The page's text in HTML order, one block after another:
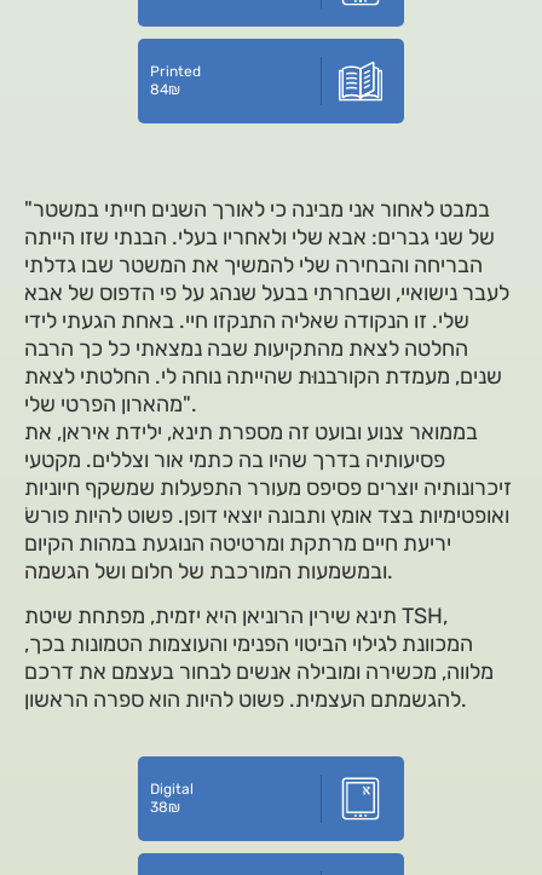
Printed
84₪
"במבט לאחור אני מבינה כי לאורך השנים חייתי במשטר
של שני גברים: אבא שלי ולאחריו בעלי. הבנתי שזו הייתה
הבריחה והבחירה שלי להמשיך את המשטר שבו גדלתי
לעבר נישואיי, ושבחרתי בבעל שנהג על פי הדפוס של אבא
שלי. זו הנקודה שאליה התנקזו חיי. באחת הגעתי לידי
החלטה לצאת מהתקיעות שבה נמצאתי כל כך הרבה
שנים, מעמדת הקורבנוּת שהייתה נוחה לי. החלטתי לצאת
מהארון הפרטי שלי".
בממואר צנוע ובועט זה מספרת תינא, ילידת איראן, את
פסיעותיה בדרך שהיו בה כתמי אור וצללים. מקטעי
זיכרונותיה יוצרים פסיפס מעורר התפעלות שמשקף חיוניות
ואופטימיות בצד אומץ ותבונה יוצאי דופן. פשוט להיות פורשׂ
יריעת חיים מרתקת ומרטיטה הנוגעת במהות הקיום
ובמשמעות המורכבת של חלום ושל הגשמה.
תינא שירין הרוניאן היא יזמית, מפתחת שיטת TSH,
המכוונת לגילוי הביטוי הפנימי והעוצמות הטמונות בכך,
מלווה, מכשירה ומובילה אנשים לבחור בעצמם את דרכם
להגשמתם העצמית. פשוט להיות הוא ספרה הראשון.
Digital
38₪